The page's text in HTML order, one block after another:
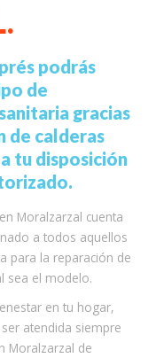
podrás
de
gracias
de calderas
tu disposición
Moralzarzal cuenta
a todos aquellos
para la reparación de
sea el modelo.
en tu hogar,
atendida siempre
Moralzarzal de